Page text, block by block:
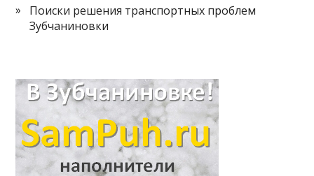
Поиски решения транспортных проблем
Зубчаниновки